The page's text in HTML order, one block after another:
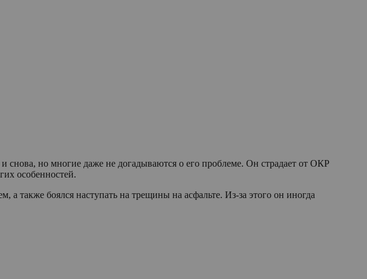
снова, но многие даже не догадываются о его проблеме. Он страдает от ОКР
особенностей.
а также боялся наступать на трещины на асфальте. Из-за этого он иногда